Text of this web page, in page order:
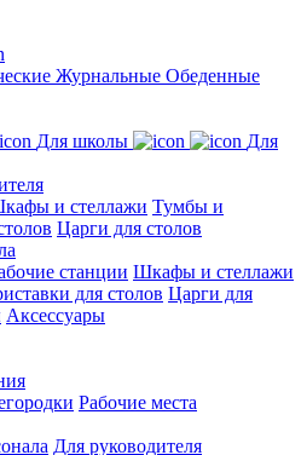
Журнальные Обеденные
Для школы
Для
и стеллажи Тумбы и
Царги для столов
станции Шкафы и стеллажи
для столов Царги для
Аксессуары
Рабочие места
Для руководителя